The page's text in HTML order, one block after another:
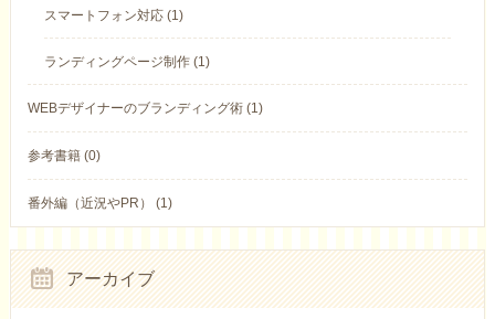
スマートフォン対応 (1)
ランディングページ制作 (1)
WEBデザイナーのブランディング術 (1)
参考書籍 (0)
番外編（近況やPR） (1)
アーカイブ